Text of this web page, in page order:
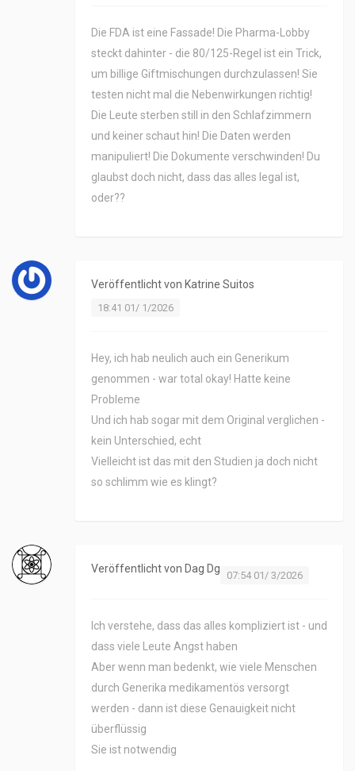
Die FDA ist eine Fassade! Die Pharma-Lobby
steckt dahinter - die 80/125-Regel ist ein Trick,
um billige Giftmischungen durchzulassen! Sie
testen nicht mal die Nebenwirkungen richtig!
Die Leute sterben still in den Schlafzimmern
und keiner schaut hin! Die Daten werden
manipuliert! Die Dokumente verschwinden! Du
glaubst doch nicht, dass das alles legal ist,
oder??
Veröffentlicht von Katrine Suitos
18:41 01/ 1/2026
Hey, ich hab neulich auch ein Generikum
genommen - war total okay! Hatte keine
Probleme
Und ich hab sogar mit dem Original verglichen -
kein Unterschied, echt
Vielleicht ist das mit den Studien ja doch nicht
so schlimm wie es klingt?
Veröffentlicht von Dag Dg
07:54 01/ 3/2026
Ich verstehe, dass das alles kompliziert ist - und
dass viele Leute Angst haben
Aber wenn man bedenkt, wie viele Menschen
durch Generika medikamentös versorgt
werden - dann ist diese Genauigkeit nicht
überflüssig
Sie ist notwendig